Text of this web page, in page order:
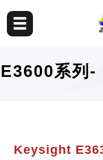
E3600系列-
Keysight